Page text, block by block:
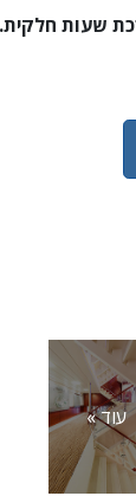
עוד »